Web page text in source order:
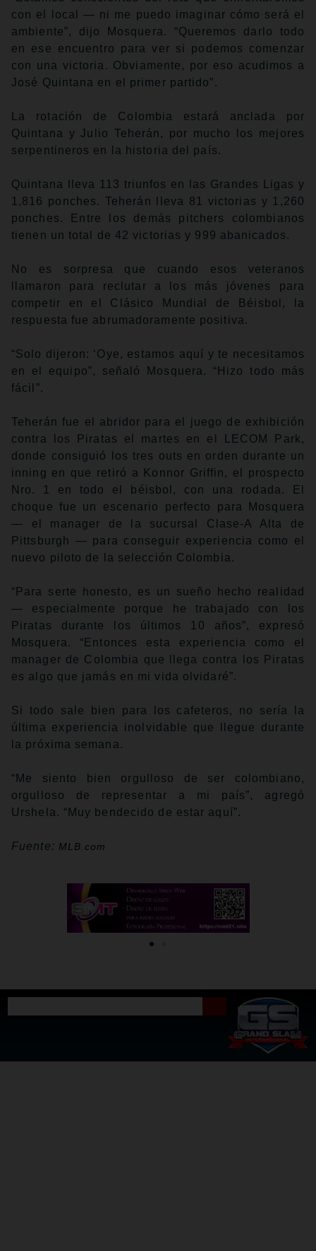
con el local — ni me puedo imaginar cómo será el
ambiente”, dijo Mosquera. “Queremos darlo todo
en ese encuentro para ver si podemos comenzar
con una victoria. Obviamente, por eso acudimos a
José Quintana en el primer partido”.
La rotación de Colombia estará anclada por
Quintana y Julio Teherán, por mucho los mejores
serpentineros en la historia del país.
Quintana lleva 113 triunfos en las Grandes Ligas y
1,816 ponches. Teherán lleva 81 victorias y 1,260
ponches. Entre los demás pitchers colombianos
tienen un total de 42 victorias y 999 abanicados.
No es sorpresa que cuando esos veteranos
llamaron para reclutar a los más jóvenes para
competir en el Clásico Mundial de Béisbol, la
respuesta fue abrumadoramente positiva.
“Solo dijeron: ‘Oye, estamos aquí y te necesitamos
en el equipo”, señaló Mosquera. “Hizo todo más
fácil”.
Teherán fue el abridor para el juego de exhibición
contra los Piratas el martes en el LECOM Park,
donde consiguió los tres outs en orden durante un
inning en que retiró a Konnor Griffin, el prospecto
Nro. 1 en todo el béisbol, con una rodada. El
choque fue un escenario perfecto para Mosquera
— el manager de la sucursal Clase-A Alta de
Pittsburgh — para conseguir experiencia como el
nuevo piloto de la selección Colombia.
“Para serte honesto, es un sueño hecho realidad
— especialmente porque he trabajado con los
Piratas durante los últimos 10 años”, expresó
Mosquera. “Entonces esta experiencia como el
manager de Colombia que llega contra los Piratas
es algo que jamás en mi vida olvidaré”.
Si todo sale bien para los cafeteros, no sería la
última experiencia inolvidable que llegue durante
la próxima semana.
“Me siento bien orgulloso de ser colombiano,
orgulloso de representar a mi país”, agregó
Urshela. “Muy bendecido de estar aquí”.
Fuente: MLB.com